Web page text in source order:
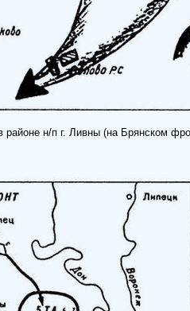
н/п г. Ливны (на Брянском